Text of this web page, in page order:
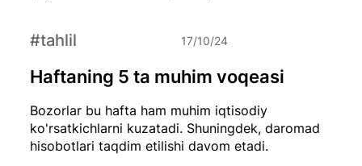
Bozorlar bu hafta ham muhim iqtisodiy
ko'rsatkichlarni kuzatadi. Shuningdek, daromad
hisobotlari taqdim etilishi davom etadi.
Haftaning 5 ta muhim voqeasi
#tahlil 17/10/24